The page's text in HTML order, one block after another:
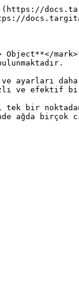
ayarları
ve
bir
ağda birçok